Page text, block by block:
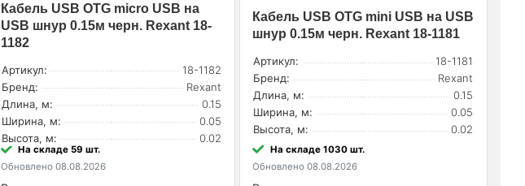
Кабель USB OTG micro USB на
USB шнур 0.15м черн. Rexant 18-
1182
Артикул:
18-1182
Бренд:
Rexant
Длина, м:
0.15
Ширина, м:
0.05
Высота, м:
0.02
На складе 59 шт.
Обновлено 08.08.2026
Кабель USB OTG mini USB на USB
шнур 0.15м черн. Rexant 18-1181
Артикул:
18-1181
Бренд:
Rexant
Длина, м:
0.15
Ширина, м:
0.05
Высота, м:
0.02
На складе 1030 шт.
Обновлено 08.08.2026